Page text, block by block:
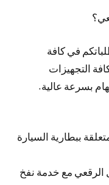
في كافة
التجهيزات
بسرعة عالية.
ببطارية السيارة
الرقعي مع خدمة نفخ